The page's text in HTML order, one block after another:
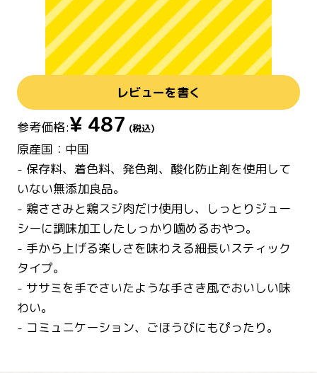
レビューを書く
参考価格:¥ 487 (税込)
原産国：中国
- 保存料、着色料、発色剤、酸化防止剤を使用して
いない無添加良品。
- 鶏ささみと鶏スジ肉だけ使用し、しっとりジュー
シーに調味加工したしっかり噛めるおやつ。
- 手から上げる楽しさを味わえる細長いスティック
タイプ。
- ササミを手でさいたような手さき風でおいしい味
わい。
- コミュニケーション、ごほうびにもぴったり。